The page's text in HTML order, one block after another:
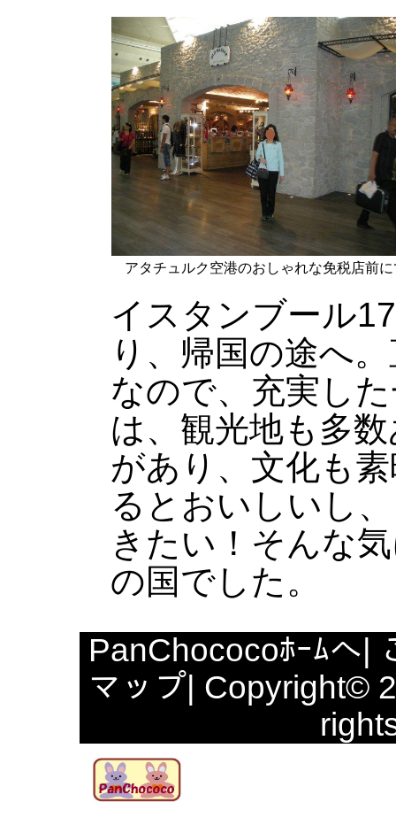
アタチュルク空港のおしゃれな免税店前に
イスタンブール
り、帰国の途へ
なので、充実し
は、観光地も多
があり、文化も
るとおいしいし
きたい！そんな
の国でした。
PanChococoﾎｰﾑへ
マップ | Copyright©